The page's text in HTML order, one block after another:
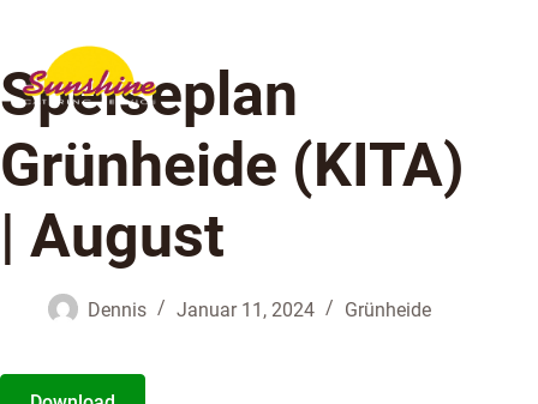
Speiseplan
Grünheide (KITA)
| August
Dennis Januar 11, 2024 Grünheide